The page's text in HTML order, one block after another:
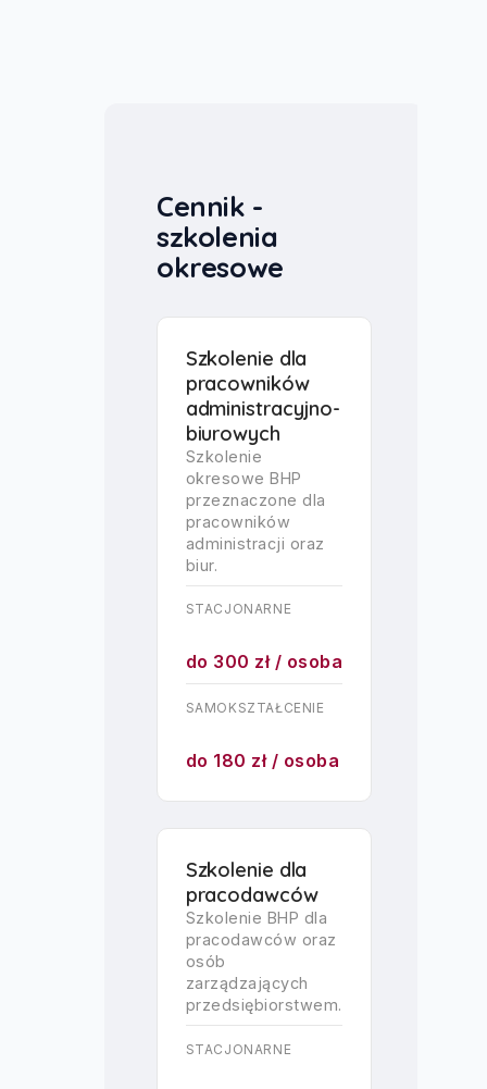
Cennik -
szkolenia
okresowe
Szkolenie dla
pracowników
administracyjno-
biurowych
Szkolenie
okresowe BHP
przeznaczone dla
pracowników
administracji oraz
biur.
STACJONARNE
do 300 zł / osoba
SAMOKSZTAŁCENIE
do 180 zł / osoba
Szkolenie dla
pracodawców
Szkolenie BHP dla
pracodawców oraz
osób
zarządzających
przedsiębiorstwem.
STACJONARNE